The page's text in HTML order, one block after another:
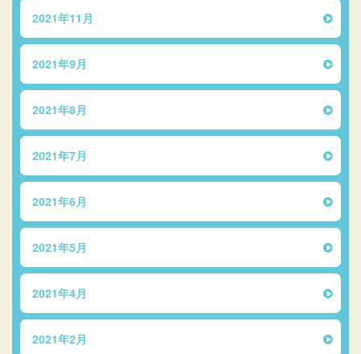
2021年11月
2021年9月
2021年8月
2021年7月
2021年6月
2021年5月
2021年4月
2021年2月